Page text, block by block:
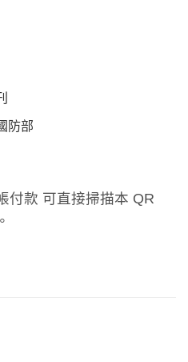
防部
付款 可直接掃描本 QR